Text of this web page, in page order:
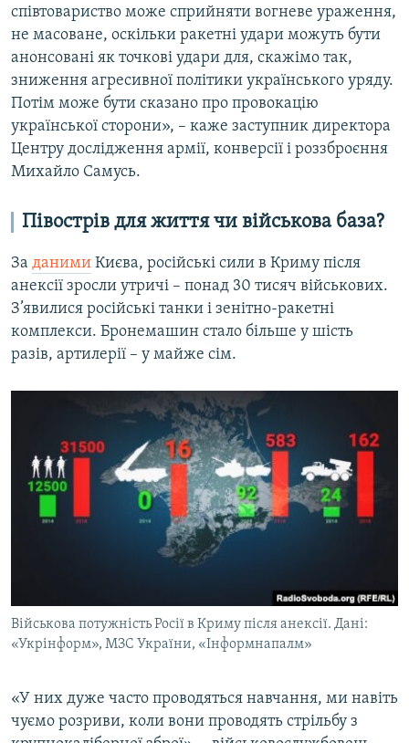
співтовариство може сприйняти вогневе ураження,
не масоване, оскільки ракетні удари можуть бути
анонсовані як точкові удари для, скажімо так,
зниження агресивної політики українського уряду.
Потім може бути сказано про провокацію
української сторони», – каже заступник директора
Центру дослідження армії, конверсії і роззброєння
Михайло Самусь.
Півострів для життя чи військова база?
За даними Києва, російські сили в Криму після
анексії зросли утричі – понад 30 тисяч військових.
З’явилися російські танки і зенітно-ракетні
комплекси. Бронемашин стало більше у шість
разів, артилерії – у майже сім.
Військова потужність Росії в Криму після анексії. Дані:
«Укрінформ», МЗС України, «Інформнапалм»
«У них дуже часто проводяться навчання, ми навіть
чуємо розриви, коли вони проводять стрільбу з